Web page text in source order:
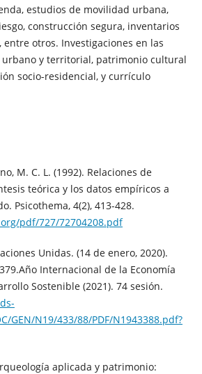
estudios de movilidad urbana,
construcción segura, inventarios
otros. Investigaciones en las
y territorial, patrimonio cultural
socio-residencial, y currículo
M. C. L. (1992). Relaciones de
teórica y los datos empíricos a
Psicothema, 4(2), 413-428.
pdf/727/72704208.pdf
Unidas. (14 de enero, 2020).
Internacional de la Economía
Sostenible (2021). 74 sesión.
GEN/N19/433/88/PDF/N1943388.pdf?
aplicada y patrimonio: